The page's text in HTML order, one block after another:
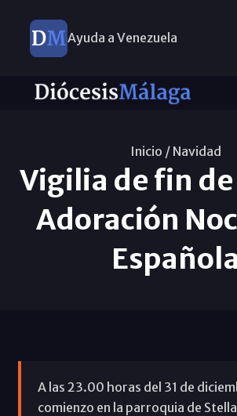
Ayuda a Venezuela
Inicio / Navidad
Vigilia de fin
Adoración
Española
A las 23.00 horas del 31 de
comienzo en la parroquia de